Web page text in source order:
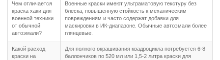
Чем отличается
краска хаки для
военной техники
от обычной
автоэмали?
Военные краски имеют ультраматовую текстуру без
блеска, повышенную стойкость к механическим
повреждениям и часто содержат добавки для
маскировки в ИК-диапазоне. Обычные автоэмали более
глянцевые.
Какой расход
краски на
Для полного окрашивания квадроцикла потребуется 6-8
баллончиков по 520 мл или 1,5-2 литра краски для